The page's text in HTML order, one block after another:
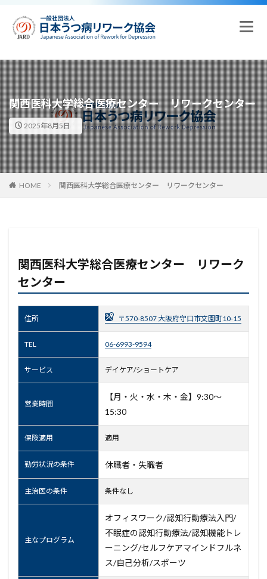
関西医科大学総合医療センター リワークセンター
2025年8月5日
HOME 関西医科大学総合医療センター リワークセンター
関西医科大学総合医療センター リワーク
センター
住所 〒570-8507 大阪府守口市文園町10-15
TEL 06-6993-9594
サービス デイケア/ショートケア
営業時間
【月・火・水・木・金】9:30～
15:30
保険適用 適用
勤労状況の条件 休職者・失職者
主治医の条件 条件なし
主なプログラム
オフィスワーク/認知行動療法入門/
不眠症の認知行動療法/認知機能トレ
ーニング/セルフケアマインドフルネ
ス/自己分析/スポーツ